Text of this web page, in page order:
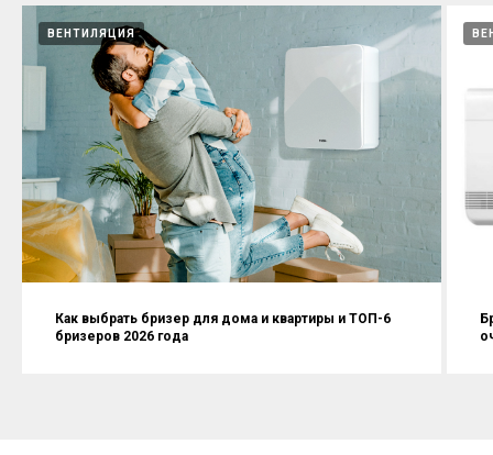
ВЕНТИЛЯЦИЯ
Как выбрать бризер для дома и квартиры и ТОП-6
бризеров 2026 года